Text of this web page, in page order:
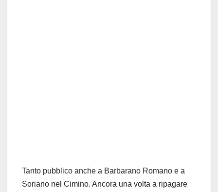
Tanto pubblico anche a Barbarano Romano e a
Soriano nel Cimino. Ancora una volta a ripagare